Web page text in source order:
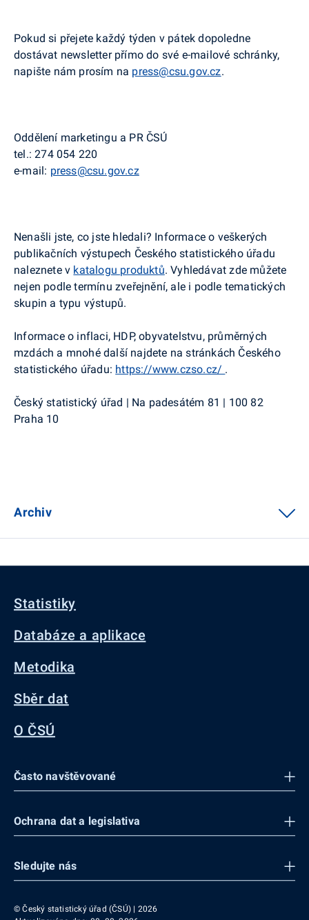
Pokud si přejete každý týden v pátek dopoledne
dostávat newsletter přímo do své e-mailové schránky,
napište nám prosím na press@csu.gov.cz.
Oddělení marketingu a PR ČSÚ
tel.:274 054 220
e-mail: press@csu.gov.cz
Nenašli jste, co jste hledali? Informace o veškerých
publikačních výstupech Českého statistického úřadu
naleznete v katalogu produktů. Vyhledávat zde můžete
nejen podle termínu zveřejnění, ale i podle tematických
skupin a typu výstupů.
Informace o inflaci, HDP, obyvatelstvu, průměrných
mzdách a mnohé další najdete na stránkách Českého
statistického úřadu: https://www.czso.cz/ .
Český statistický úřad | Na padesátém 81 | 100 82
Praha 10
Archiv
Statistiky
Databáze a aplikace
Metodika
Sběr dat
O ČSÚ
Často navštěvované
Ochrana dat a legislativa
Sledujte nás
© Český statistický úřad (ČSÚ) | 2026